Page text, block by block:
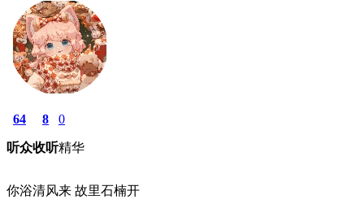
64
听众
8
收听
0
精华
你浴清风来 故里石楠开